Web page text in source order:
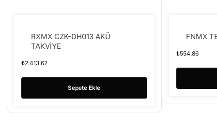
RXMX CZK-DH013 AKÜ
TAKVİYE
₺2.413.62
Sepete Ekle
FNMX
₺554.86